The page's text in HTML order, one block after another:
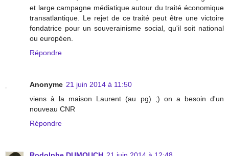
et large campagne médiatique autour du traité économique
transatlantique. Le rejet de ce traité peut être une victoire
fondatrice pour un souverainisme social, qu'il soit national
ou européen.
Répondre
Anonyme 21 juin 2014 à 11:50
viens à la maison Laurent (au pg) ;) on a besoin d'un
nouveau CNR
Répondre